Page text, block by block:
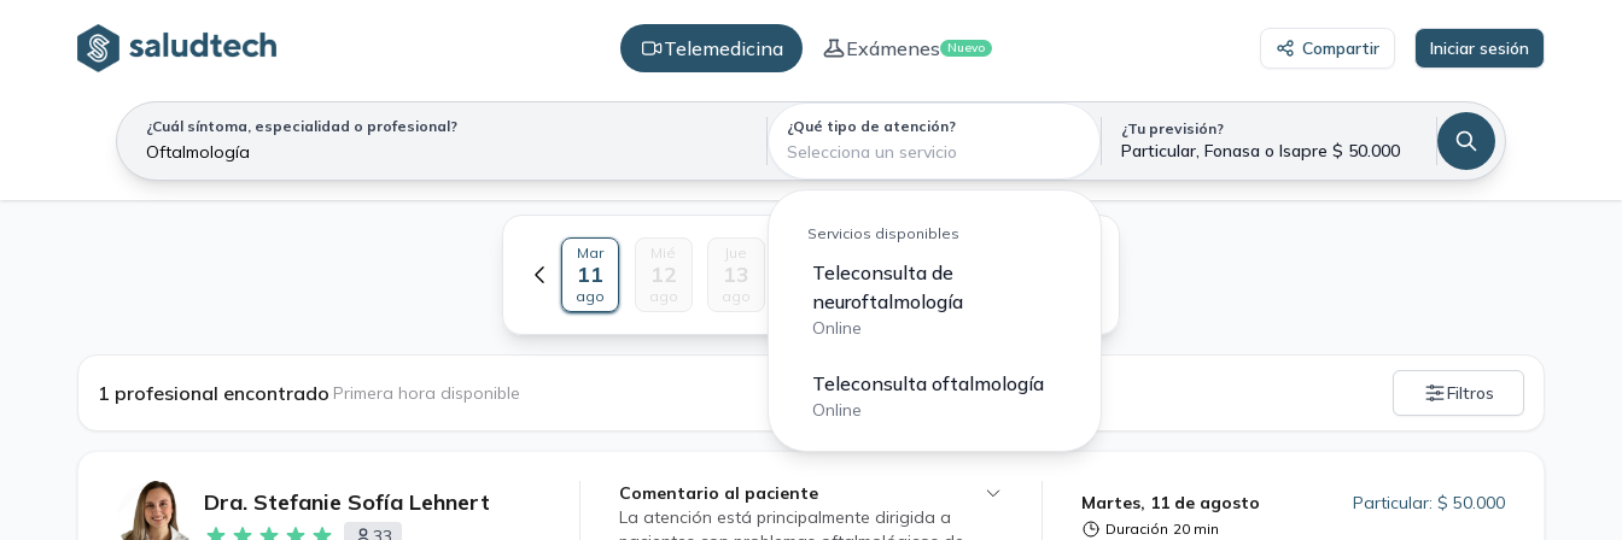
Telemedicina Exámenes Nuevo Compartir Iniciar sesión
¿Cuál síntoma, especialidad o profesional? ¿Qué tipo de atención?
Selecciona un servicio
¿Tu previsión?
Particular, Fonasa o Isapre $ 50.000
Servicios disponibles
Teleconsulta de
neuroftalmología
Online
Teleconsulta oftalmología
Online
Mar
11
ago
Mié
12
ago
Jue
13
ago
14
ago
15
ago
16
ago
1 profesional encontrado Primera hora disponible Filtros
Dra. Stefanie Sofía Lehnert Martes, 11 de agosto
Duración 20 min
Particular: $ 50.000
Comentario al paciente
La atención está principalmente dirigida a